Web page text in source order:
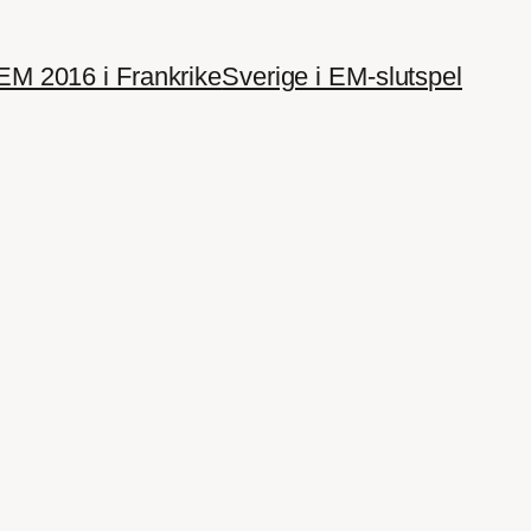
2016 i FrankrikeSverige i EM-slutspel